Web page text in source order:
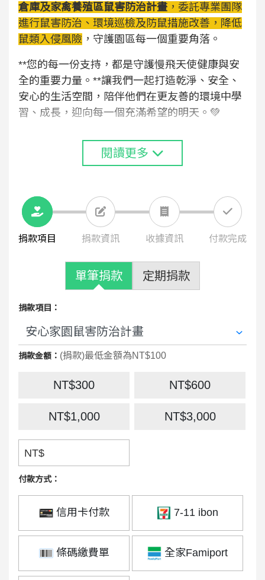
倉庫及家禽養殖區鼠害防治計畫 ，委託專業團隊
進行鼠害防治、環境巡檢及防鼠措施改善，降低
鼠類入侵風險 ，守護園區每一個重要角落。
**您的每一份支持，都是守護慢飛天使健康與安
全的重要力量。**讓我們一起打造乾淨、安全、
安心的生活空間，陪伴他們在更友善的環境中學
習、成長，迎向每一個充滿希望的明天。💚
閱讀更多
捐款項目 捐款資訊 收據資訊 付款完成
單筆捐款 定期捐款
捐款項目：
捐款金額： (捐款)最低金額為NT$100
NT$300 NT$600
NT$1,000 NT$3,000
NT$
付款方式：
信用卡付款 7-11 ibon
條碼繳費單 全家Famiport